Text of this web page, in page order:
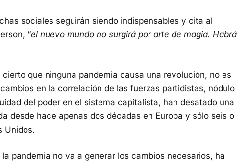
sociales seguirán siendo indispensables y cita al
“el nuevo mundo no surgirá por arte de magia. Habrá
cierto que ninguna pandemia causa una revolución, no es
en la correlación de las fuerzas partidistas, nódulo
del poder en el sistema capitalista, han desatado una
desde hace apenas dos décadas en Europa y sólo seis o
Unidos.
pandemia no va a generar los cambios necesarios, ha